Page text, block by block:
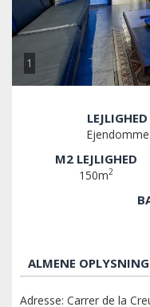
1
LEJLIGHED
Ejendomme
M2 LEJLIGHED
150m2
ALMENE
Adresse: Carrer de la